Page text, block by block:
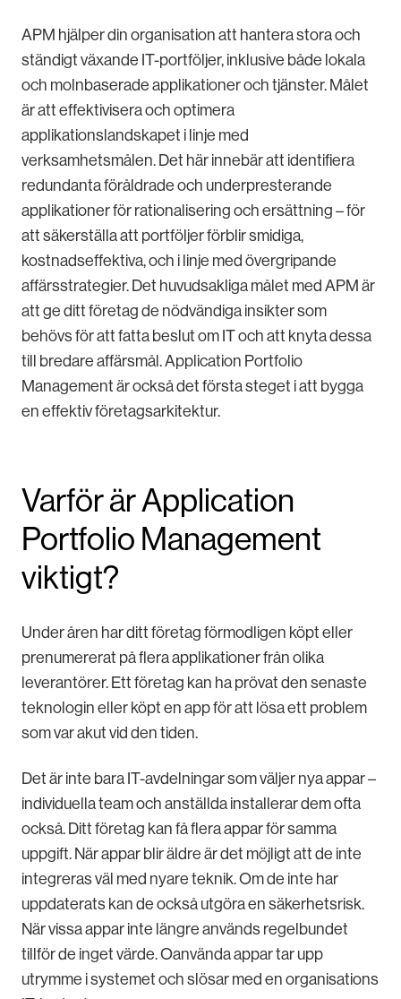
APM hjälper din organisation att hantera stora och
ständigt växande IT-portföljer, inklusive både lokala
och molnbaserade applikationer och tjänster. Målet
är att effektivisera och optimera
applikationslandskapet i linje med
verksamhetsmålen. Det här innebär att identifiera
redundanta föråldrade och underpresterande
applikationer för rationalisering och ersättning – för
att säkerställa att portföljer förblir smidiga,
kostnadseffektiva, och i linje med övergripande
affärsstrategier. Det huvudsakliga målet med APM är
att ge ditt företag de nödvändiga insikter som
behövs för att fatta beslut om IT och att knyta dessa
till bredare affärsmål. Application Portfolio
Management är också det första steget i att bygga
en effektiv företagsarkitektur.
Varför är Application
Portfolio Management
viktigt?
Under åren har ditt företag förmodligen köpt eller
prenumererat på flera applikationer från olika
leverantörer. Ett företag kan ha prövat den senaste
teknologin eller köpt en app för att lösa ett problem
som var akut vid den tiden.
Det är inte bara IT-avdelningar som väljer nya appar –
individuella team och anställda installerar dem ofta
också. Ditt företag kan få flera appar för samma
uppgift. När appar blir äldre är det möjligt att de inte
integreras väl med nyare teknik. Om de inte har
uppdaterats kan de också utgöra en säkerhetsrisk.
När vissa appar inte längre används regelbundet
tillför de inget värde. Oanvända appar tar upp
utrymme i systemet och slösar med en organisations